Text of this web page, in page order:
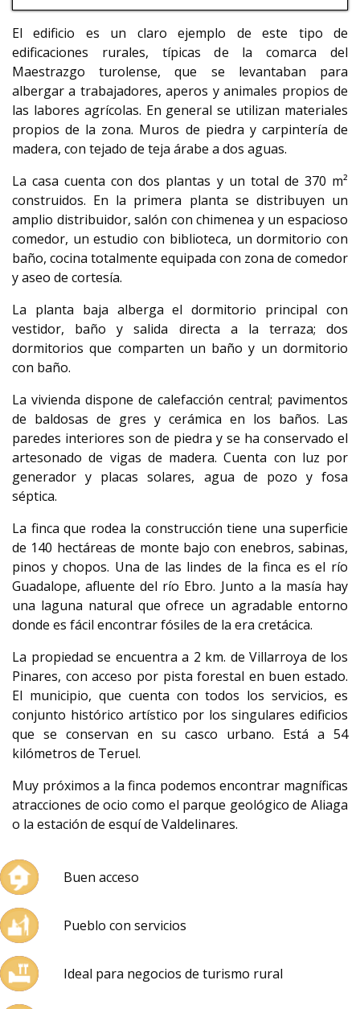
El edificio es un claro ejemplo de este tipo de
edificaciones rurales, típicas de la comarca del
Maestrazgo turolense, que se levantaban para
albergar a trabajadores, aperos y animales propios de
las labores agrícolas. En general se utilizan materiales
propios de la zona. Muros de piedra y carpintería de
madera, con tejado de teja árabe a dos aguas.
La casa cuenta con dos plantas y un total de 370 m²
construidos. En la primera planta se distribuyen un
amplio distribuidor, salón con chimenea y un espacioso
comedor, un estudio con biblioteca, un dormitorio con
baño, cocina totalmente equipada con zona de comedor
y aseo de cortesía.
La planta baja alberga el dormitorio principal con
vestidor, baño y salida directa a la terraza; dos
dormitorios que comparten un baño y un dormitorio
con baño.
La vivienda dispone de calefacción central; pavimentos
de baldosas de gres y cerámica en los baños. Las
paredes interiores son de piedra y se ha conservado el
artesonado de vigas de madera. Cuenta con luz por
generador y placas solares, agua de pozo y fosa
séptica.
La finca que rodea la construcción tiene una superficie
de 140 hectáreas de monte bajo con enebros, sabinas,
pinos y chopos. Una de las lindes de la finca es el río
Guadalope, afluente del río Ebro. Junto a la masía hay
una laguna natural que ofrece un agradable entorno
donde es fácil encontrar fósiles de la era cretácica.
La propiedad se encuentra a 2 km. de Villarroya de los
Pinares, con acceso por pista forestal en buen estado.
El municipio, que cuenta con todos los servicios, es
conjunto histórico artístico por los singulares edificios
que se conservan en su casco urbano. Está a 54
kilómetros de Teruel.
Muy próximos a la finca podemos encontrar magníficas
atracciones de ocio como el parque geológico de Aliaga
o la estación de esquí de Valdelinares.
Buen acceso
Pueblo con servicios
Ideal para negocios de turismo rural